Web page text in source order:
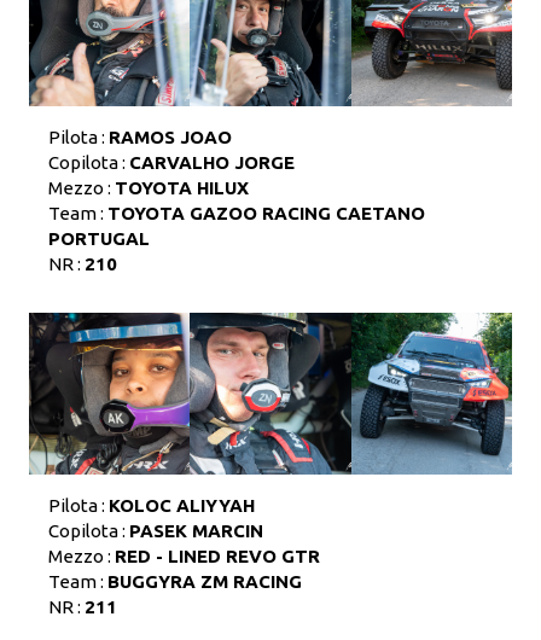
Pilota : RAMOS JOAO
Copilota : CARVALHO JORGE
Mezzo : TOYOTA HILUX
Team : TOYOTA GAZOO RACING CAETANO
PORTUGAL
NR : 210
Pilota : KOLOC ALIYYAH
Copilota : PASEK MARCIN
Mezzo : RED - LINED REVO GTR
Team : BUGGYRA ZM RACING
NR : 211